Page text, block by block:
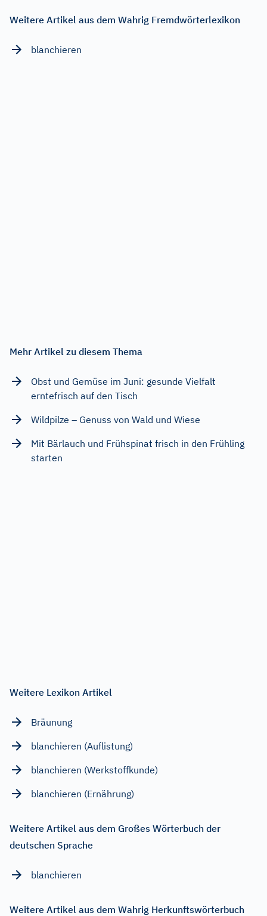
Weitere Artikel aus dem Wahrig Fremdwörterlexikon
blanchieren
Mehr Artikel zu diesem Thema
Obst und Gemüse im Juni: gesunde Vielfalt
erntefrisch auf den Tisch
Wildpilze – Genuss von Wald und Wiese
Mit Bärlauch und Frühspinat frisch in den Frühling
starten
Weitere Lexikon Artikel
Bräunung
blanchieren (Auflistung)
blanchieren (Werkstoffkunde)
blanchieren (Ernährung)
Weitere Artikel aus dem Großes Wörterbuch der
deutschen Sprache
blanchieren
Weitere Artikel aus dem Wahrig Herkunftswörterbuch